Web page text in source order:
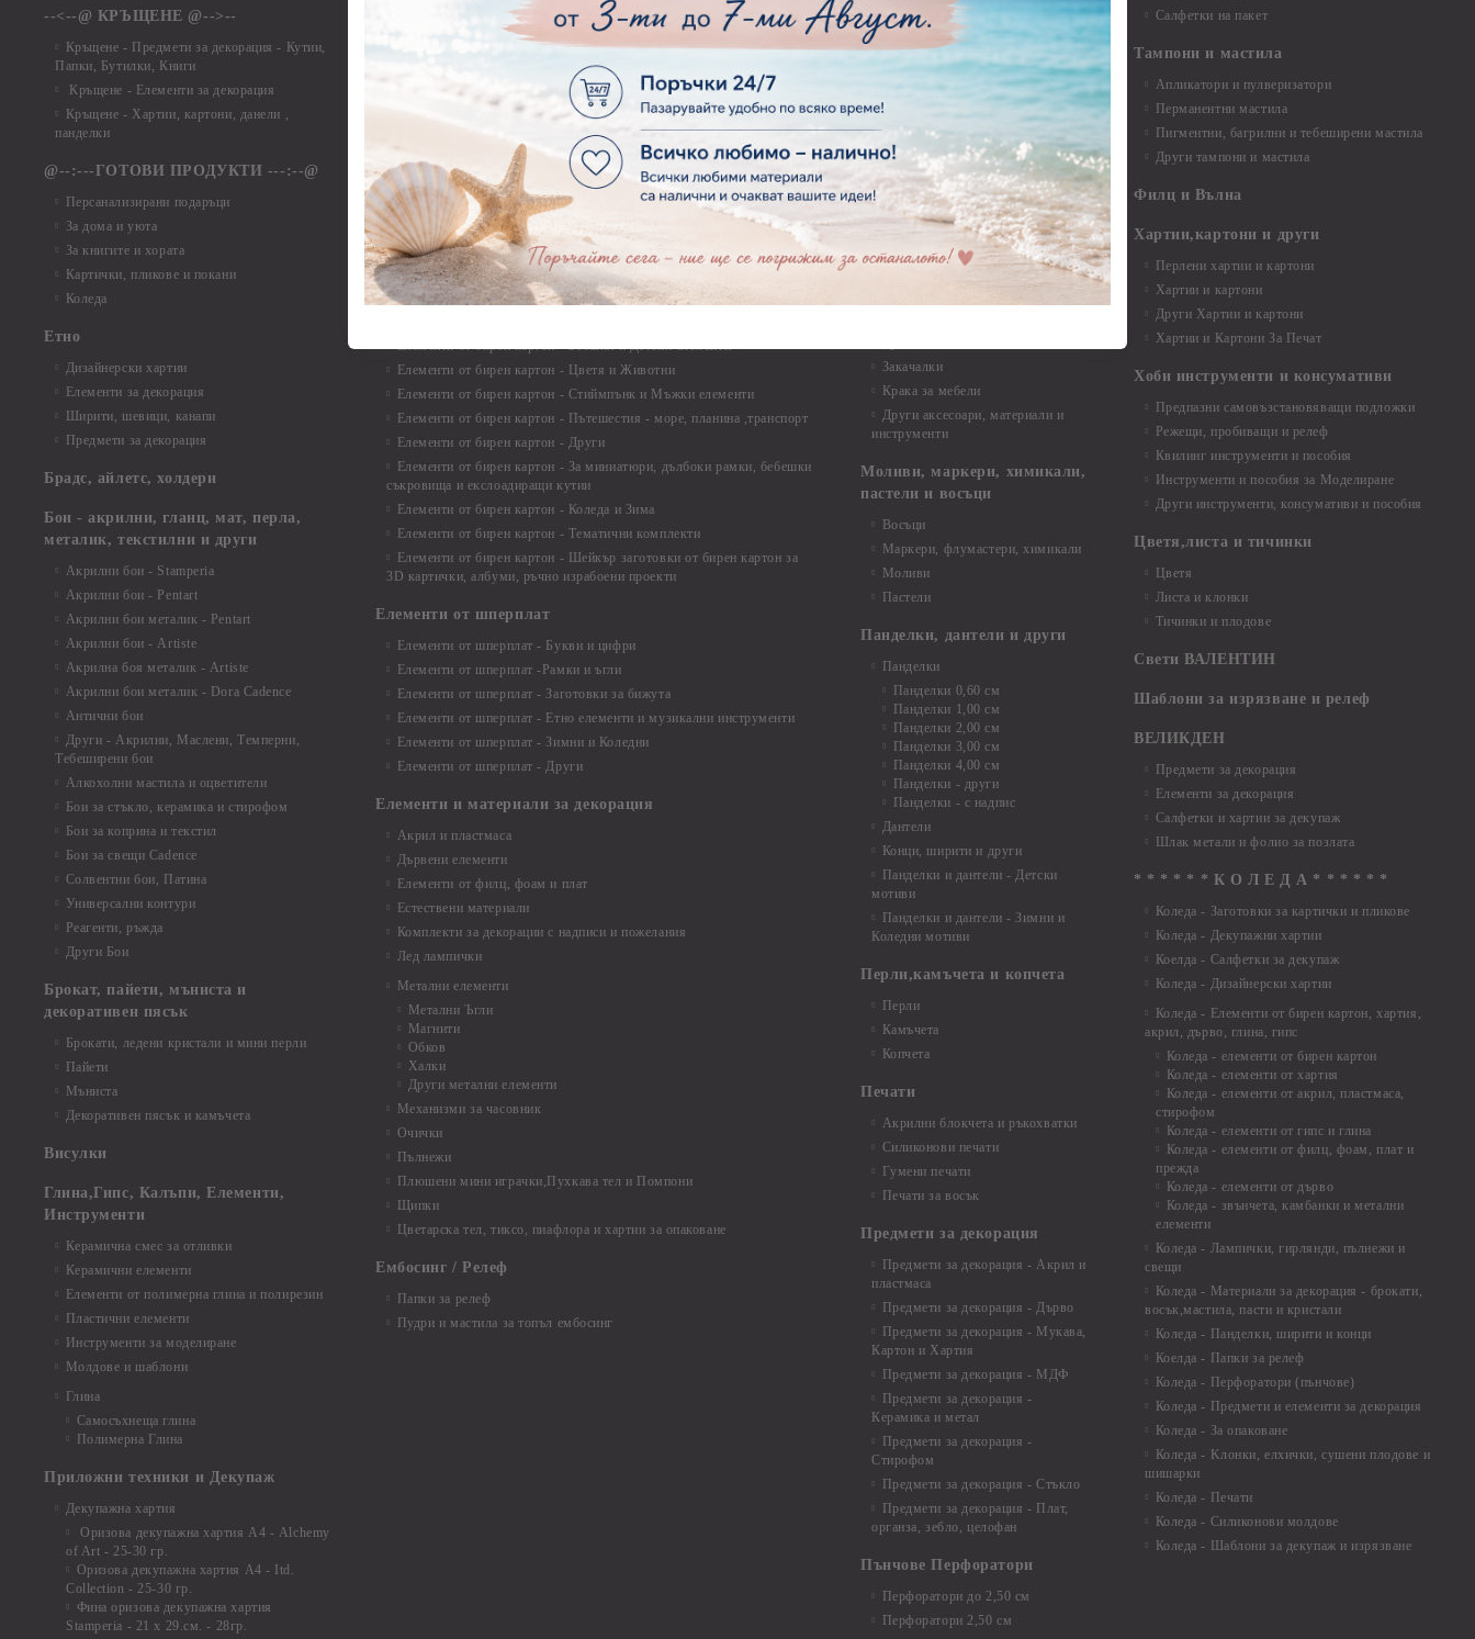
--<--@ КРЪЩЕНЕ @-->--
Кръщене - Предмети за декорация - Кутии,
Папки, Бутилки, Книги
Кръщене - Елементи за декорация
Кръщене - Хартии, картони, данели ,
панделки
@--:---ГОТОВИ ПРОДУКТИ ---:--@
Персанализирани подаръци
За дома и уюта
За книгите и хората
Картички, пликове и покани
Коледа
Етно
Дизайнерски хартии
Елементи за декорация
Ширити, шевици, канапи
Предмети за декорация
Брадс, айлетс, холдери
Бои - акрилни, гланц, мат, перла,
металик, текстилни и други
Акрилни бои - Stamperia
Акрилни бои - Pentart
Акрилни бои металик - Pentart
Акрилни бои - Artiste
Акрилна боя металик - Artiste
Акрилни бои металик - Dora Cadence
Антични бои
Други - Акрилни, Маслени, Темперни,
Тебеширени бои
Алкохолни мастила и оцветители
Бои за стъкло, керамика и стирофом
Бои за коприна и текстил
Бои за свещи Cadence
Солвентни бои, Патина
Универсални контури
Реагенти, ръжда
Други Бои
Брокат, пайети, мъниста и
декоративен пясък
Брокати, ледени кристали и мини перли
Пайети
Мъниста
Декоративен пясък и камъчета
Висулки
Глина,Гипс, Калъпи, Елементи,
Инструменти
Керамична смес за отливки
Керамични елементи
Елементи от полимерна глина и полирезин
Пластични елементи
Инструменти за моделиране
Молдове и шаблони
Глина
Самосъхнеща глина
Полимерна Глина
Приложни техники и Декупаж
Декупажна хартия
Оризова декупажна хартия А4 - Alchemy
of Art - 25-30 гр.
Оризова декупажна хартия А4 - Itd.
Collection - 25-30 гр.
Фина оризова декупажна хартия
Stamperia - 21 х 29.см. - 28гр.
Елементи от хартия - Пътешествия и Фото моменти
Елементи то хартия - Такове, табелки, етикети
Елементи от хартия - Готови композиции
Елементи от хартия - Микс елементи
Елементи от хартия - Коледа и Зима
Елементи от бирен картон
Елементи от бирен картон - Декоративни рамки
Елементи от бирен картон - Надписи на български
Елементи от бирен картон - Ъгли и орнаменти
Елементи от бирен картон - Сватба
Елементи от бирен картон - Бебшки и Детски елементи
Елементи от бирен картон - Цветя и Животни
Елементи от бирен картон - Стиймпънк и Мъжки елементи
Елементи от бирен картон - Пътешестия - море, планина ,транспорт
Елементи от бирен картон - Други
Елементи от бирен картон - За миниатюри, дълбоки рамки, бебешки
съкровища и екслоадиращи кутии
Елементи от бирен картон - Коледа и Зима
Елементи от бирен картон - Тематични комплекти
Елементи от бирен картон - Шейкър заготовки от бирен картон за
3D картички, албуми, ръчно израбоени проекти
Елементи от шперплат
Елементи от шперплат - Букви и цифри
Елементи от шперплат -Рамки и ъгли
Елементи от шперплат - Заготовки за бижута
Елементи от шперплат - Етно елементи и музикални инструменти
Елементи от шперплат - Зимни и Коледни
Елементи от шперплат - Други
Елементи и материали за декорация
Акрил и пластмаса
Дървени елементи
Елементи от филц, фоам и плат
Естествени материали
Комплекти за декорации с надписи и пожелания
Лед лампички
Метални елементи
Метални Ъгли
Магнити
Обков
Халки
Други метални елементи
Механизми за часовник
Очички
Пълнежи
Плюшени мини играчки,Пухкава тел и Помпони
Щипки
Цветарска тел, тиксо, пиафлора и хартии за опаковане
Ембосинг / Релеф
Папки за релеф
Пудри и мастила за топъл ембосинг
Магнити
Силикон
Фото ъгли
Макраме
Макраме Основи - до 6,00 см
Макраме Основи - 7,00 - 15,00 см
Макраме Основи - над 15,00 см
Макраме - Други материали
Закачалки
Крака за мебели
Други аксесоари, материали и
инструменти
Моливи, маркери, химикали,
пастели и восъци
Восъци
Маркери, флумастери, химикали
Моливи
Пастели
Панделки, дантели и други
Панделки
Панделки 0,60 см
Панделки 1,00 см
Панделки 2,00 см
Панделки 3,00 см
Панделки 4,00 см
Панделки - други
Панделки - с надпис
Дантели
Конци, ширити и други
Панделки и дантели - Детски
мотиви
Панделки и дантели - Зимни и
Коледни мотиви
Перли,камъчета и копчета
Перли
Камъчета
Копчета
Печати
Акрилни блокчета и ръкохватки
Силиконови печати
Гумени печати
Печати за восък
Предмети за декорация
Предмети за декорация - Акрил и
пластмаса
Предмети за декорация - Дърво
Предмети за декорация - Мукава,
Картон и Хартия
Предмети за декорация - МДФ
Предмети за декорация -
Керамика и метал
Предмети за декорация -
Стирофом
Предмети за декорация - Стъкло
Предмети за декорация - Плат,
органза, зебло, целофан
Пънчове Перфоратори
Перфоратори до 2,50 см
Перфоратори 2,50 см
Салфетки на пакет
Тампони и мастила
Апликатори и пулверизатори
Перманентни мастила
Пигментни, багрилни и тебеширени мастила
Други тампони и мастила
Филц и Вълна
Хартии,картони и други
Перлени хартии и картони
Хартии и картони
Други Хартии и картони
Хартии и Картони За Печат
Хоби инструменти и консумативи
Предпазни самовъзстановяващи подложки
Режещи, пробиващи и релеф
Квилинг инструменти и пособия
Инструменти и пособия за Моделиране
Други инструменти, консумативи и пособия
Цветя,листа и тичинки
Цветя
Листа и клонки
Тичинки и плодове
Свети ВАЛЕНТИН
Шаблони за изрязване и релеф
ВЕЛИКДЕН
Предмети за декорация
Елементи за декорация
Салфетки и хартии за декупаж
Шлак метали и фолио за позлата
* * * * * * К О Л Е Д А * * * * * *
Коледа - Заготовки за картички и пликове
Коледа - Декупажни хартии
Коелда - Салфетки за декупаж
Коледа - Дизайнерски хартии
Коледа - Eлементи от бирен картон, хартия,
акрил, дърво, глина, гипс
Коледа - елементи от бирен картон
Коледа - елементи от хартия
Коледа - елементи от акрил, пластмаса,
стирофом
Коледа - елементи от гипс и глина
Коледа - елементи от филц, фоам, плат и
прежда
Коледа - елементи от дърво
Коледа - звънчета, камбанки и метални
елементи
Коледа - Лампички, гирлянди, пълнежи и
свещи
Коледа - Материали за декорация - брокати,
восък,мастила, пасти и кристали
Коледа - Панделки, ширити и конци
Коелда - Папки за релеф
Коледа - Перфоратори (пънчове)
Коледа - Предмети и елементи за декорация
Коледа - За опаковане
Коледа - Kлонки, елхички, сушени плодове и
шишарки
Коледа - Печати
Коледа - Силиконови молдове
Коледа - Шаблони за декупаж и изрязване